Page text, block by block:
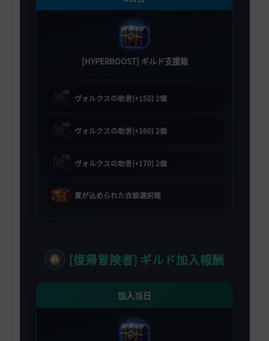
[HYPERBOOST] ギルド支援箱
ヴォルクスの助言(+150) 2個
ヴォルクスの助言(+160) 2個
ヴォルクスの助言(+170) 2個
夏が込められた衣装選択箱
[復帰冒険者] ギルド加入報酬
加入当日